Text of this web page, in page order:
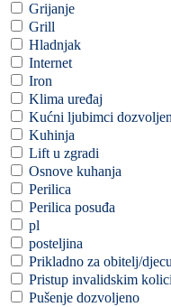
Grijanje
Grill
Hladnjak
Internet
Iron
Klima uređaj
Kućni ljubimci
Kuhinja
Lift u zgradi
Osnove kuhanja
Perilica
Perilica posuđa
pl
posteljina
Prikladno za obitelj/djecu
Pristup invalidskim
Pušenje dozvoljeno